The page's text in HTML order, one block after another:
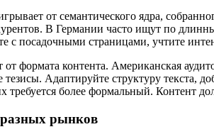
от семантического ядра,
В Германии часто ищут по
с посадочными страницами, учтите
от формата контента. Американская
Адаптируйте структуру
более формальный. Контент
разных рынков